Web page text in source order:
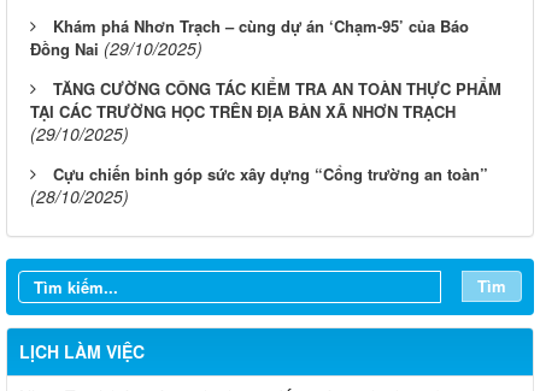
Khám phá Nhơn Trạch – cùng dự án ‘Chạm-95’ của Báo
Đồng Nai (29/10/2025)
TĂNG CƯỜNG CÔNG TÁC KIỂM TRA AN TOÀN THỰC PHẨM
TẠI CÁC TRƯỜNG HỌC TRÊN ĐỊA BÀN XÃ NHƠN TRẠCH
(29/10/2025)
Cựu chiến binh góp sức xây dựng “Cổng trường an toàn”
(28/10/2025)
Tìm
LỊCH LÀM VIỆC
Thông báo lịch làm việc tuần của HĐND và UBND phường
Nhơn Trạch( từ ngày 03/08/2026 đến ngày 08/08/2026)